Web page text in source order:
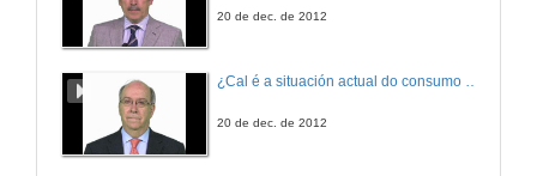
International Cooperation. Questions
A project about Onchocerciasis in Ethiopia
20 de dec. de 2012
¿Cal é a situación actual do consumo cinematográfico?
20 de dec. de 2012